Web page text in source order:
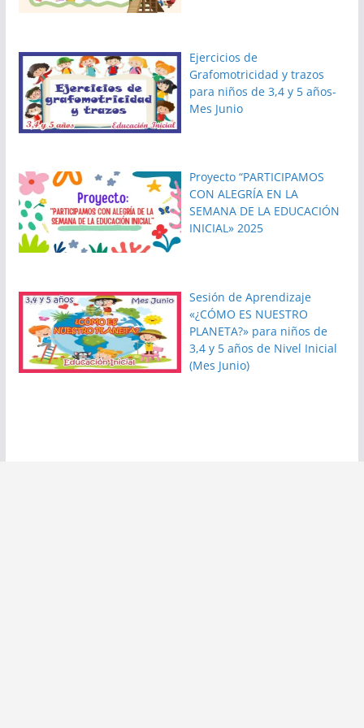
Ejercicios de
Grafomotricidad y trazos
para niños de 3,4 y 5 años-
Mes Junio
Proyecto “PARTICIPAMOS
CON ALEGRÍA EN LA
SEMANA DE LA EDUCACIÓN
INICIAL» 2025
Sesión de Aprendizaje
«¿CÓMO ES NUESTRO
PLANETA?» para niños de
3,4 y 5 años de Nivel Inicial
(Mes Junio)